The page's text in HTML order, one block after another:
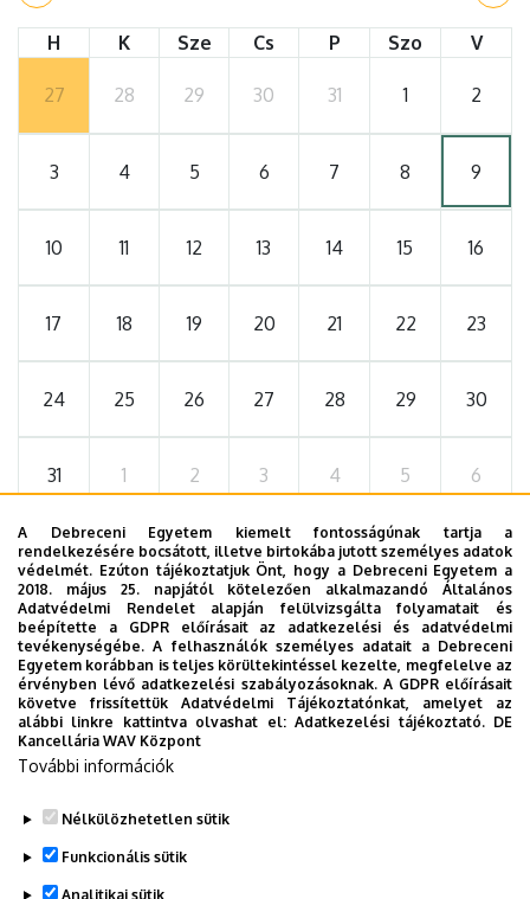
H K Sze Cs P Szo V
27 28 29 30 31 1 2
3 4 5 6 7 8 9
10 11 12 13 14 15 16
17 18 19 20 21 22 23
24 25 26 27 28 29 30
31 1 2 3 4 5 6
2026. szeptember 19.
ÁOK-diplomaosztó ünnepség
Az Általános Orvostudományi Kar szeptember 19-
én, szombaton 11 órától tartja nyári diplomaosztó
ünnepségét a Főépület Díszudvarán. A Multimédia
és E-learning Technikai Központ a youtube-on
élőben közvetíti az oklevélátadót.
ÜNNEPSÉG, DIPLOMAOSZTÓ
A Debreceni Egyetem kiemelt fontosságúnak tartja a
rendelkezésére bocsátott, illetve birtokába jutott személyes adatok
védelmét. Ezúton tájékoztatjuk Önt, hogy a Debreceni Egyetem a
2018. május 25. napjától kötelezően alkalmazandó Általános
Adatvédelmi Rendelet alapján felülvizsgálta folyamatait és
beépítette a GDPR előírásait az adatkezelési és adatvédelmi
tevékenységébe. A felhasználók személyes adatait a Debreceni
Egyetem korábban is teljes körültekintéssel kezelte, megfelelve az
érvényben lévő adatkezelési szabályozásoknak. A GDPR előírásait
követve frissítettük Adatvédelmi Tájékoztatónkat, amelyet az
alábbi linkre kattintva olvashat el:Adatkezelési tájékoztató. DE
Kancellária WAV Központ
További információk
Nélkülözhetetlen sütik
Funkcionális sütik
Analitikai sütik